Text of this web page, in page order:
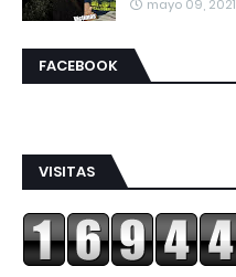
mayo 09, 2021
FACEBOOK
VISITAS